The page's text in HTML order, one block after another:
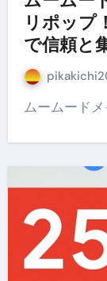
リポップ
で信頼と
ムームード